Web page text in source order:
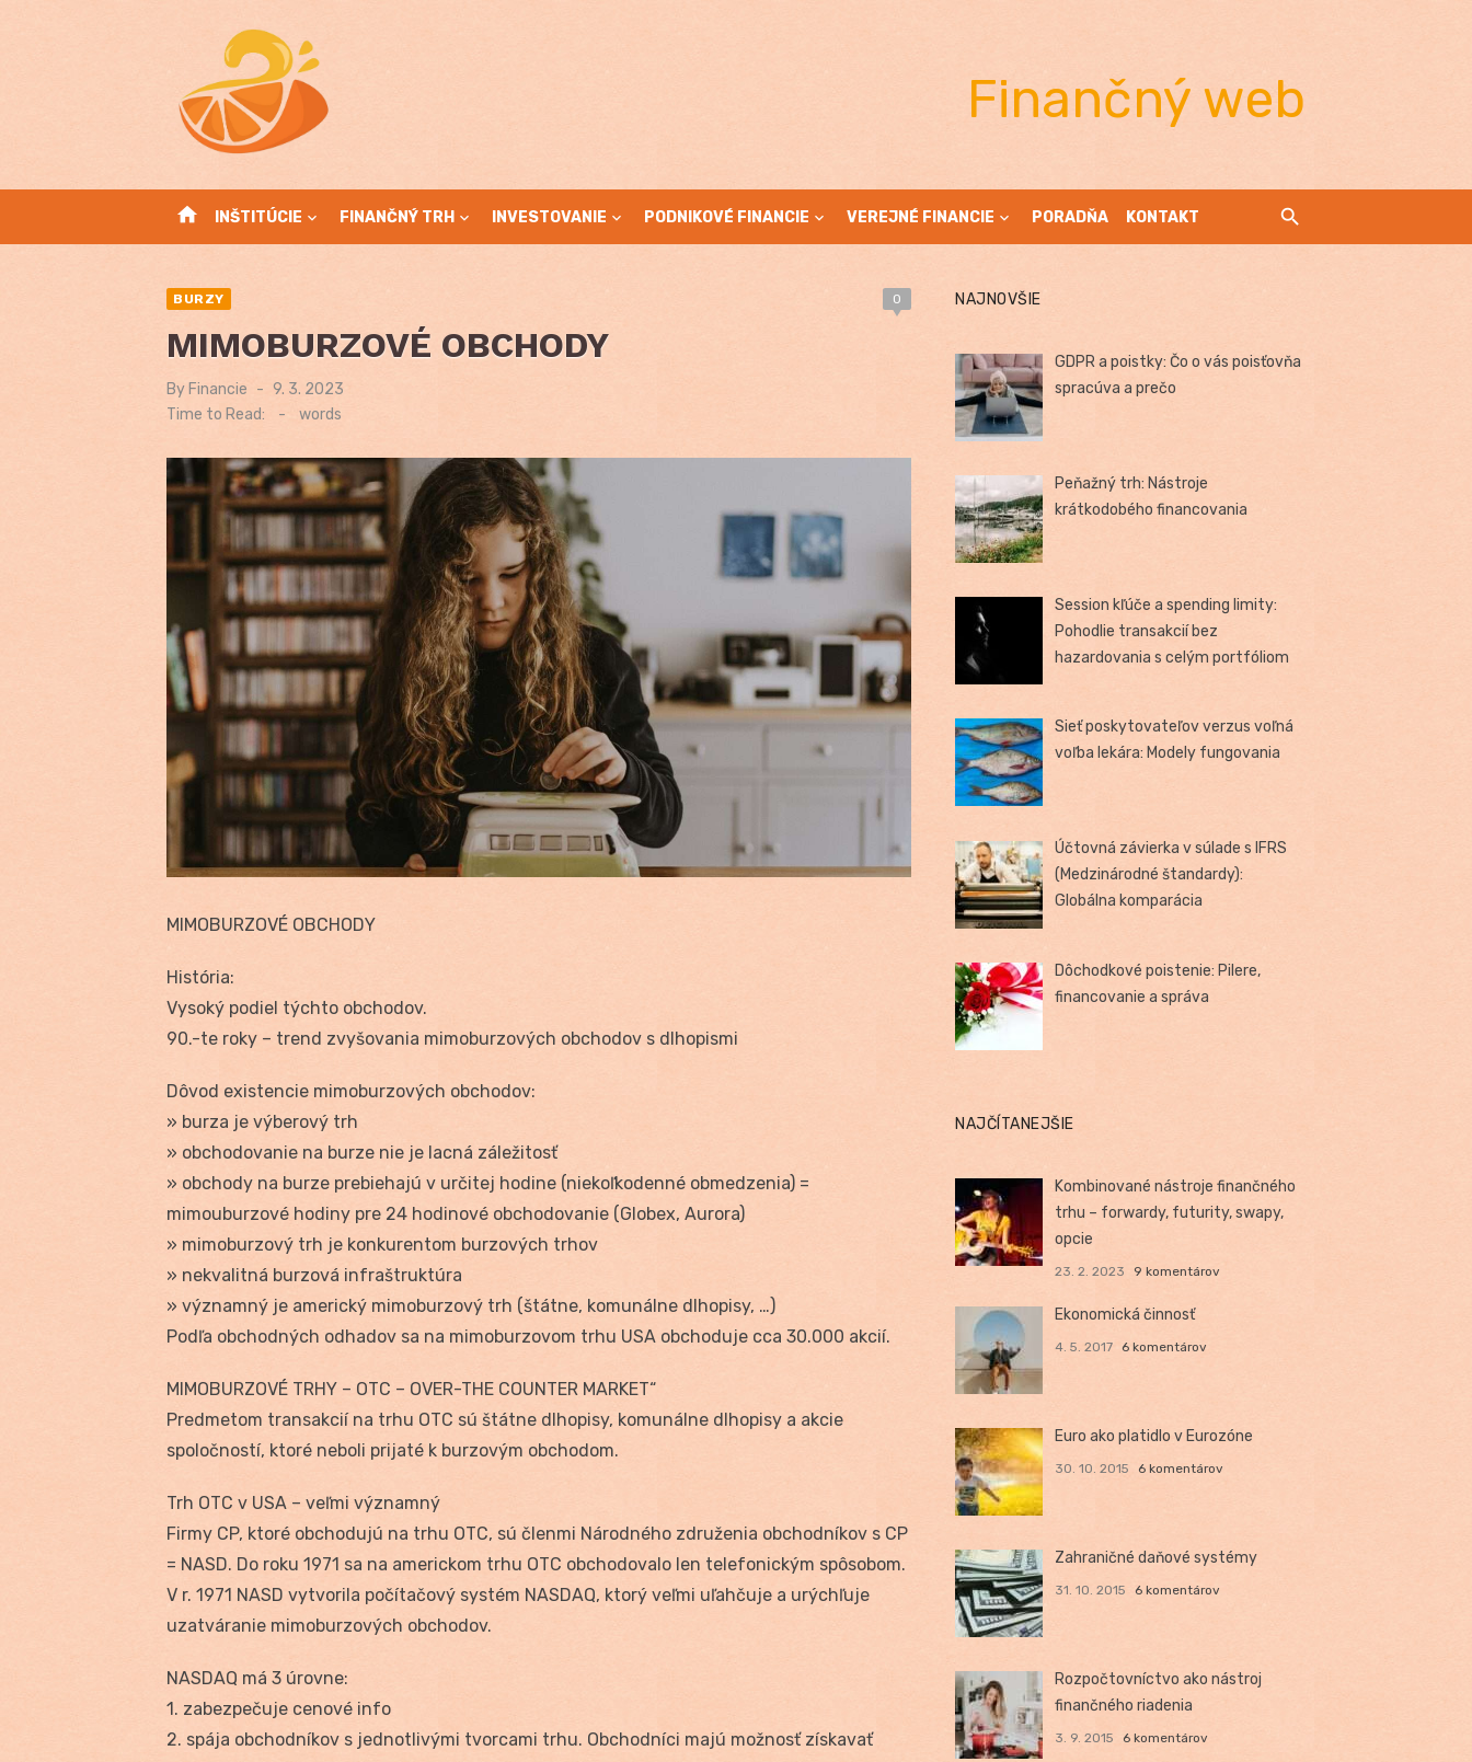
Finančný web
home INŠTITÚCIE FINANČNÝ TRH INVESTOVANIE PODNIKOVÉ FINANCIE VEREJNÉ FINANCIE PORADŇA KONTAKT
BURZY 0
MIMOBURZOVÉ OBCHODY
By Financie
Posted
9. 3. 2023
Time to Read:
- words
MIMOBURZOVÉ OBCHODY
História:
Vysoký podiel týchto obchodov.
90.-te roky – trend zvyšovania mimoburzových obchodov s dlhopismi
Dôvod existencie mimoburzových obchodov:
» burza je výberový trh
» obchodovanie na burze nie je lacná záležitosť
» obchody na burze prebiehajú v určitej hodine (niekoľkodenné obmedzenia) =
mimouburzové hodiny pre 24 hodinové obchodovanie (Globex, Aurora)
» mimoburzový trh je konkurentom burzových trhov
» nekvalitná burzová infraštruktúra
» významný je americký mimoburzový trh (štátne, komunálne dlhopisy, …)
Podľa obchodných odhadov sa na mimoburzovom trhu USA obchoduje cca 30.000 akcií.
MIMOBURZOVÉ TRHY – OTC – OVER-THE COUNTER MARKET“
Predmetom transakcií na trhu OTC sú štátne dlhopisy, komunálne dlhopisy a akcie
spoločností, ktoré neboli prijaté k burzovým obchodom.
Trh OTC v USA – veľmi významný
Firmy CP, ktoré obchodujú na trhu OTC, sú členmi Národného združenia obchodníkov s CP
= NASD. Do roku 1971 sa na americkom trhu OTC obchodovalo len telefonickým spôsobom.
V r. 1971 NASD vytvorila počítačový systém NASDAQ, ktorý veľmi uľahčuje a urýchľuje
uzatváranie mimoburzových obchodov.
NASDAQ má 3 úrovne:
1. zabezpečuje cenové info
2. spája obchodníkov s jednotlivými tvorcami trhu. Obchodníci majú možnosť získavať
NAJNOVŠIE
GDPR a poistky: Čo o vás poisťovňa
spracúva a prečo
Peňažný trh: Nástroje
krátkodobého financovania
Session kľúče a spending limity:
Pohodlie transakcií bez
hazardovania s celým portfóliom
Sieť poskytovateľov verzus voľná
voľba lekára: Modely fungovania
Účtovná závierka v súlade s IFRS
(Medzinárodné štandardy):
Globálna komparácia
Dôchodkové poistenie: Pilere,
financovanie a správa
NAJČÍTANEJŠIE
Kombinované nástroje finančného
trhu – forwardy, futurity, swapy,
opcie
23. 2. 2023 9 komentárov
Ekonomická činnosť
4. 5. 2017 6 komentárov
Euro ako platidlo v Eurozóne
30. 10. 2015 6 komentárov
Zahraničné daňové systémy
31. 10. 2015 6 komentárov
Rozpočtovníctvo ako nástroj
finančného riadenia
3. 9. 2015 6 komentárov